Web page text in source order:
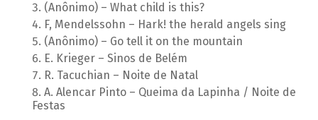
(Anônimo) – What child is this?
F, Mendelssohn – Hark! the herald angels sing
(Anônimo) – Go tell it on the mountain
E. Krieger – Sinos de Belém
R. Tacuchian – Noite de Natal
A. Alencar Pinto – Queima da Lapinha / Noite de
Festas